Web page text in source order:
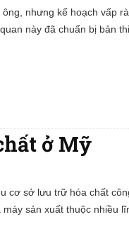
nhưng kế hoạch vấp
này đã chuẩn bị bản
ở Mỹ
cơ sở lưu trữ hóa chất
sản xuất thuộc nhiều